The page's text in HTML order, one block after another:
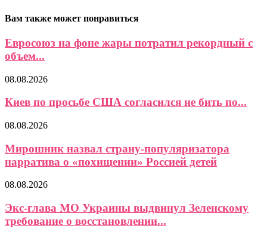
Вам также может понравиться
Евросоюз на фоне жары потратил рекордный с
объем...
08.08.2026
Киев по просьбе США согласился не бить по...
08.08.2026
Мирошник назвал страну-популяризатора
нарратива о «похищении» Россией детей
08.08.2026
Экс-глава МО Украины выдвинул Зеленскому
требование о восстановлении...